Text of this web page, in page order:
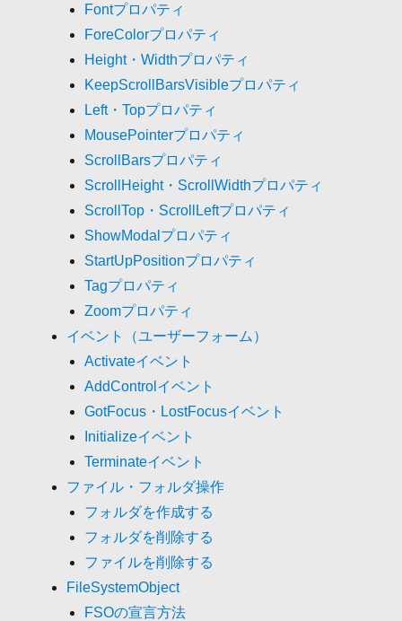
Fontプロパティ
ForeColorプロパティ
Height・Widthプロパティ
KeepScrollBarsVisibleプロパティ
Left・Topプロパティ
MousePointerプロパティ
ScrollBarsプロパティ
ScrollHeight・ScrollWidthプロパティ
ScrollTop・ScrollLeftプロパティ
ShowModalプロパティ
StartUpPositionプロパティ
Tagプロパティ
Zoomプロパティ
イベント（ユーザーフォーム）
Activateイベント
AddControlイベント
GotFocus・LostFocusイベント
Initializeイベント
Terminateイベント
ファイル・フォルダ操作
フォルダを作成する
フォルダを削除する
ファイルを削除する
FileSystemObject
FSOの宣言方法